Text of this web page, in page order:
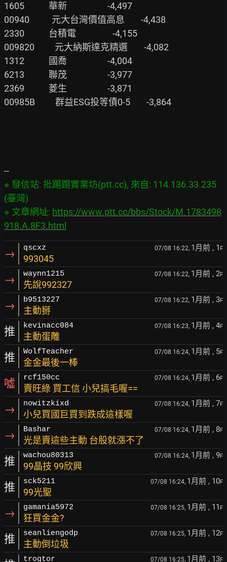
1605            華新                    -4,497
00940           元大台灣價值高息        -4,438
2330            台積電                  -4,155
009820          元大納斯達克精選        -4,082
1312            國喬                    -4,004
6213            聯茂                    -3,977
2369            菱生                    -3,871
00985B          群益ESG投等債0-5        -3,864
※ 發信站: 批踢踢實業坊(ptt.cc), 來自: 114.136.33.235
(臺灣)
※ 文章網址: https://www.ptt.cc/bbs/Stock/M.1783498
918.A.8F3.html
→ qscxz 07/08 16:22, 1月前 , 1 F
993045
→ waynn1215 07/08 16:22, 1月前 , 2F
先說992327
→ b9513227 07/08 16:22, 1月前 , 3F
主動掰
推 kevinacc084 07/08 16:23, 1月前 , 4F
主動蛋雕
推 WolfTeacher 07/08 16:24, 1月前 , 5F
金金最後一棒
噓 rcf150cc 07/08 16:24, 1月前 , 6F
賣旺綠 買工信 小兒搞毛喔==
→ nowitzkixd 07/08 16:24, 1月前 , 7F
小兒買國巨買到跌成這樣喔
→ Bashar 07/08 16:24, 1月前 , 8F
光是賣這些主動 台股就漲不了
推 wachou80313 07/08 16:24, 1月前 , 9F
99晶技 99欣興
推 sck5211 07/08 16:24, 1月前 , 10F
99光聖
→ gamania5972 07/08 16:25, 1月前 , 11 F
狂買金金?
推 seanliengodp 07/08 16:25, 1月前 , 12F
主動倒垃圾
trogtor 07/08 16:25, 1月前 , 13F